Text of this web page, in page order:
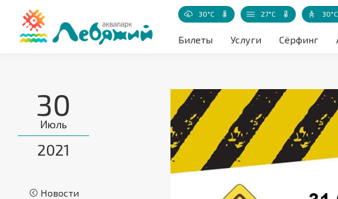
30°C Температура воздуха акватории
27°C Температура
30°C
Билеты Услуги Сёрфинг
30
Июль
2021
Новости